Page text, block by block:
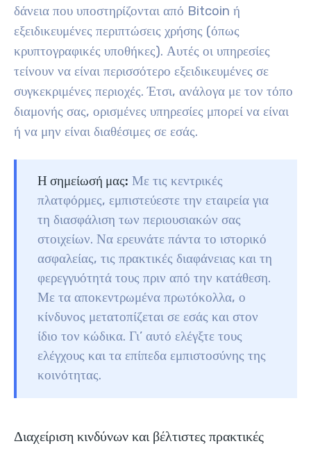
δάνεια που υποστηρίζονται από Bitcoin ή
εξειδικευμένες περιπτώσεις χρήσης (όπως
κρυπτογραφικές υποθήκες). Αυτές οι υπηρεσίες
τείνουν να είναι περισσότερο εξειδικευμένες σε
συγκεκριμένες περιοχές. Έτσι, ανάλογα με τον τόπο
διαμονής σας, ορισμένες υπηρεσίες μπορεί να είναι
ή να μην είναι διαθέσιμες σε εσάς.
Η σημείωσή μας: Με τις κεντρικές
πλατφόρμες, εμπιστεύεστε την εταιρεία για
τη διασφάλιση των περιουσιακών σας
στοιχείων. Να ερευνάτε πάντα το ιστορικό
ασφαλείας, τις πρακτικές διαφάνειας και τη
φερεγγυότητά τους πριν από την κατάθεση.
Με τα αποκεντρωμένα πρωτόκολλα, ο
κίνδυνος μετατοπίζεται σε εσάς και στον
ίδιο τον κώδικα. Γι’ αυτό ελέγξτε τους
ελέγχους και τα επίπεδα εμπιστοσύνης της
κοινότητας.
Διαχείριση κινδύνων και βέλτιστες πρακτικές